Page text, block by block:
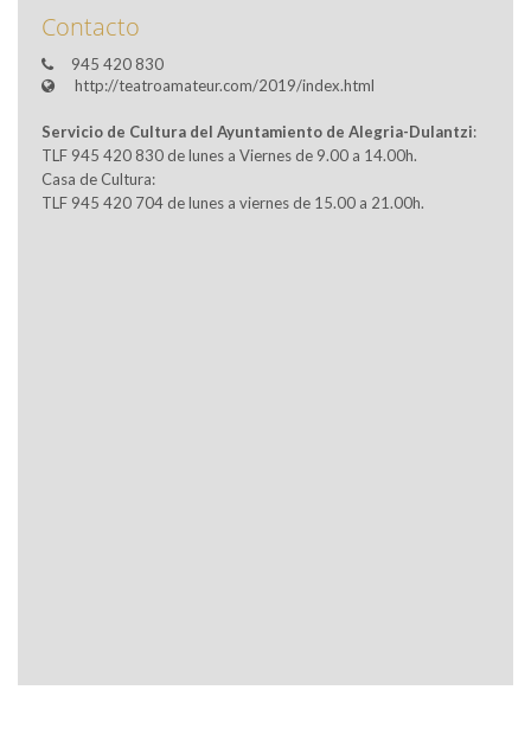
Contacto
945 420 830
http://teatroamateur.com/2019/index.html
Servicio de Cultura del Ayuntamiento de Alegria-Dulantzi:
TLF 945 420 830 de lunes a Viernes de 9.00 a 14.00h.
Casa de Cultura:
TLF 945 420 704 de lunes a viernes de 15.00 a 21.00h.